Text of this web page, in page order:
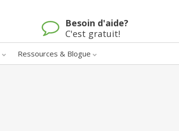
Besoin d'aide?
C'est gratuit!
Ressources & Blogue